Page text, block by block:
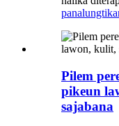
Pilem
pikeun
sajabana